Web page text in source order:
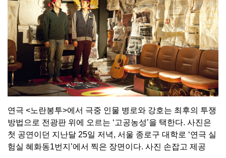
연극 <노란봉투>에서 극중 인물 병로와 강호는 최후의 투쟁
방법으로 전광판 위에 오르는 ‘고공농성’을 택한다. 사진은
첫 공연이던 지난달 25일 저녁, 서울 종로구 대학로 ‘연극 실
험실 혜화동1번지’에서 찍은 장면이다. 사진 손잡고 제공